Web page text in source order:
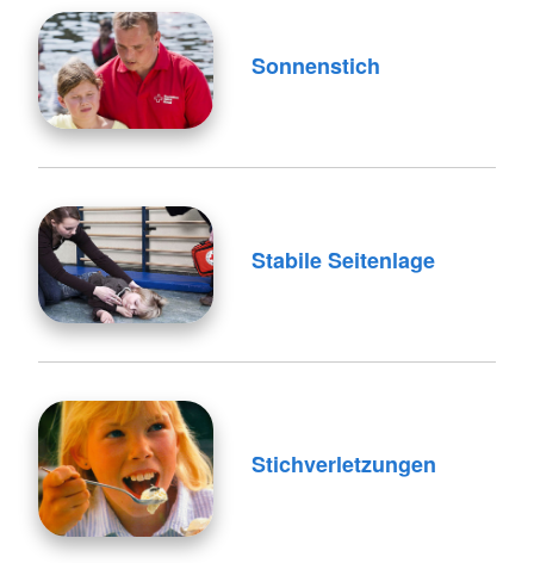
Sonnenstich
Stabile Seitenlage
Stichverletzungen